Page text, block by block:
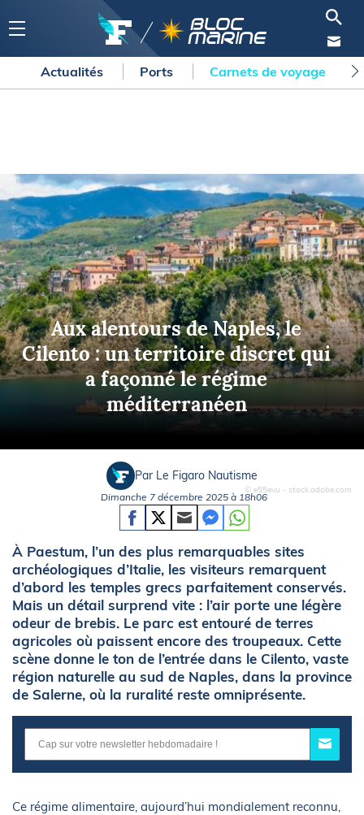
Actualités Ports Carnets de voyage
Aux alentours de Naples, le
Cilento : un territoire discret qui
a façonné le régime
méditerranéen
© e55evu - stock.adobe.com
Par Le Figaro Nautisme
Dimanche 7 décembre 2025 à 18h06
À Paestum, l’un des plus remarquables sites
archéologiques d’Italie, les visiteurs remarquent
d’abord les temples grecs parfaitement conservés.
Mais un détail surprend vite : l’air porte une légère
odeur de brebis. Le parc est entouré de terres
agricoles où paissent encore des troupeaux. Cette
scène donne le ton de l’entrée dans le Cilento, vaste
région naturelle au sud de Naples, dans la province
de Salerne, où la ruralité reste omniprésente.
Ce régime alimentaire, aujourd’hui mondialement reconnu,